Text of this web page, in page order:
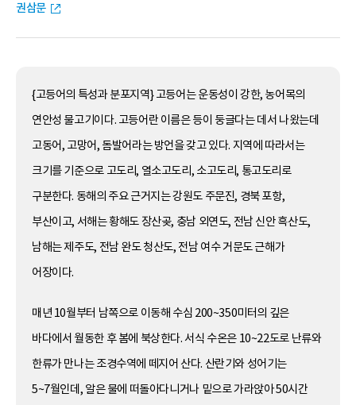
권삼문
{고등어의 특성과 분포지역} 고등어는 운동성이 강한, 농어목의
연안성 물고기이다. 고등어란 이름은 등이 둥글다는 데서 나왔는데
고동어, 고망어, 돔발어라는 방언을 갖고 있다. 지역에 따라서는
크기를 기준으로 고도리, 열소고도리, 소고도리, 통고도리로
구분한다. 동해의 주요 근거지는 강원도 주문진, 경북 포항,
부산이고, 서해는 황해도 장산곶, 충남 외연도, 전남 신안 흑산도,
남해는 제주도, 전남 완도 청산도, 전남 여수 거문도 근해가
어장이다.
매년 10월부터 남쪽으로 이동해 수심 200~350미터의 깊은
바다에서 월동한 후 봄에 북상한다. 서식 수온은 10~22도로 난류와
한류가 만나는 조경수역에 떼지어 산다. 산란기와 성어기는
5~7월인데, 알은 물에 떠돌아다니거나 밑으로 가라앉아 50시간